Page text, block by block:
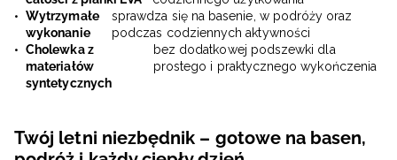
Wytrzymałe
wykonanie
sprawdza się na basenie, w podróży oraz
podczas codziennych aktywności
Cholewka z
materiałów
syntetycznych
bez dodatkowej podszewki dla
prostego i praktycznego wykończenia
Twój letni niezbędnik – gotowe na basen,